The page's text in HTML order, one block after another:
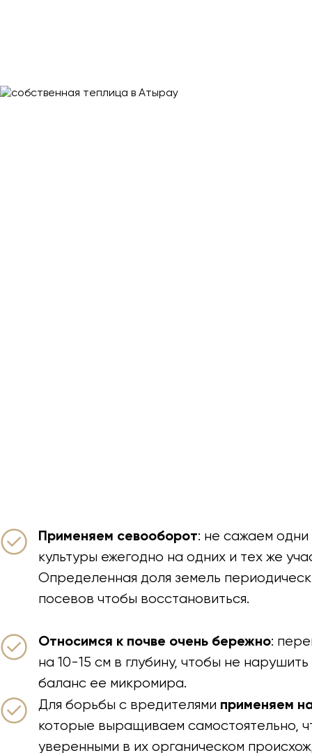
Применяем севооборот: не сажаем одни
культуры ежегодно на одних и тех же
Определенная доля земель
посевов чтобы восстановиться.
Относимся к почве очень бережно:
на 10-15 см в глубину, чтобы не
баланс ее микромира.
Для борьбы с вредителями применяем
которые выращиваем самостоятельно,
уверенными в их органическом